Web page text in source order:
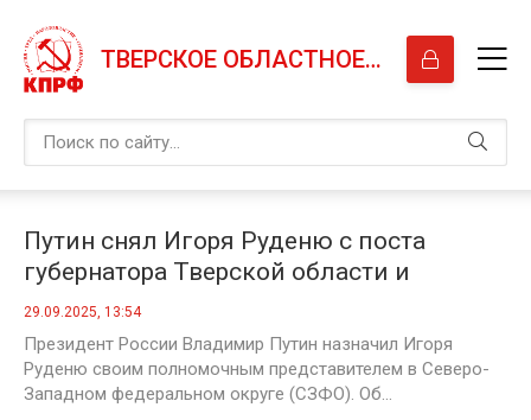
ТВЕРСКОЕ ОБЛАСТНОЕ ОТДЕЛЕНИЕ КПРФ
Путин снял Игоря Руденю с поста
губернатора Тверской области и
назначил полпредом президента в
СЗФО
29.09.2025, 13:54
Президент России Владимир Путин назначил Игоря
Руденю своим полномочным представителем в Северо-
Западном федеральном округе (СЗФО). Об...